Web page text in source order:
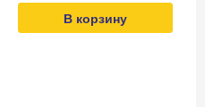
В корзину